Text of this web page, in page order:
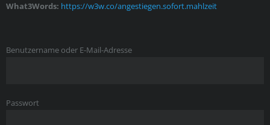
What3Words: https://w3w.co/angestiegen.sofort.mahlzeit
Benutzername oder E-Mail-Adresse
Passwort